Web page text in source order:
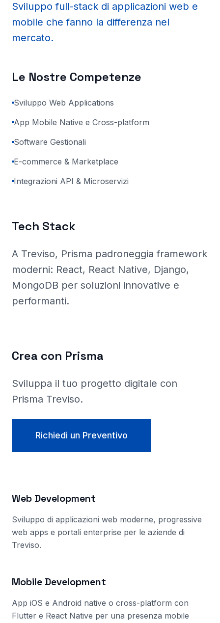
Sviluppo full-stack di applicazioni web e
mobile che fanno la differenza nel
mercato.
Le Nostre Competenze
Sviluppo Web Applications
App Mobile Native e Cross-platform
Software Gestionali
E-commerce & Marketplace
Integrazioni API & Microservizi
Tech Stack
A Treviso, Prisma padroneggia framework
moderni: React, React Native, Django,
MongoDB per soluzioni innovative e
performanti.
Crea con Prisma
Sviluppa il tuo progetto digitale con
Prisma Treviso.
Richiedi un Preventivo
Web Development
Sviluppo di applicazioni web moderne, progressive
web apps e portali enterprise per le aziende di
Treviso.
Mobile Development
App iOS e Android native o cross-platform con
Flutter e React Native per una presenza mobile